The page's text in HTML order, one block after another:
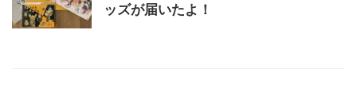
ッズが届いたよ！